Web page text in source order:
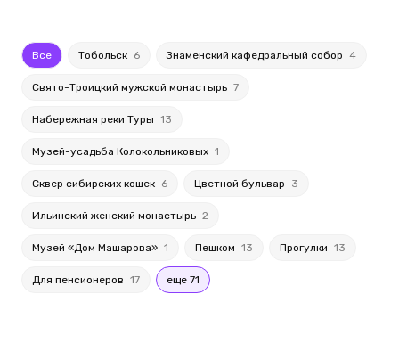
Все Тобольск 6 Знаменский кафедральный собор 4
Свято-Троицкий мужской монастырь 7
Набережная реки Туры 13
Музей-усадьба Колокольниковых 1
Сквер сибирских кошек 6 Цветной бульвар 3
Ильинский женский монастырь 2
Музей «Дом Машарова» 1 Пешком 13 Прогулки 13
Для пенсионеров 17 еще 71